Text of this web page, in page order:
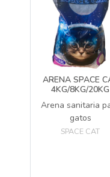
ARENA SPACE
4KG/8KG/20KG
Arena sanitaria
gatos
SPACE CAT